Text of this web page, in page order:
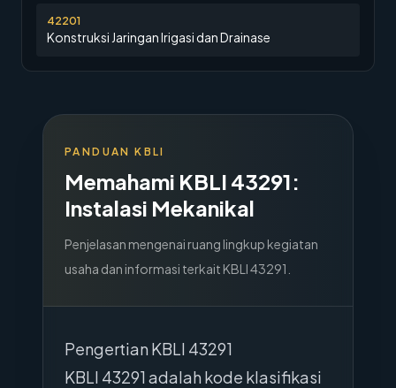
42201
Konstruksi Jaringan Irigasi dan Drainase
PANDUAN KBLI
Memahami KBLI 43291:
Instalasi Mekanikal
Penjelasan mengenai ruang lingkup kegiatan
usaha dan informasi terkait KBLI43291
Pengertian KBLI 43291
KBLI 43291 adalah kode klasifikasi